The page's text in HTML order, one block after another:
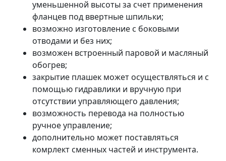
уменьшенной высоты за счет применения
фланцев под ввертные шпильки;
возможно изготовление с боковыми
отводами и без них;
возможен встроенный паровой и масляный
обогрев;
закрытие плашек может осуществляться и с
помощью гидравлики и вручную при
отсутствии управляющего давления;
возможность перевода на полностью
ручное управление;
дополнительно может поставляться
комрлект сменных частей и инструмента.